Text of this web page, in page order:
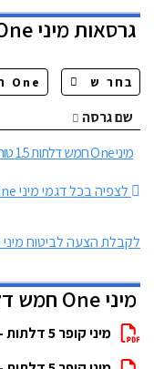
גרסאותמיני One חמש דלתות
שם גרסה
מיני One חמש דלתות 1.5 טורבו ג'וניור אוטומט
לצפיה בכל דגמי מיני One מכל השנים
לקבלת הצעה לביטוח מיני One
מיני One חמש דלתות מפרטים להורדה
מיני קופר 5 דלתות - קובץ 2021.08 מפרט טכני מלא להורדה